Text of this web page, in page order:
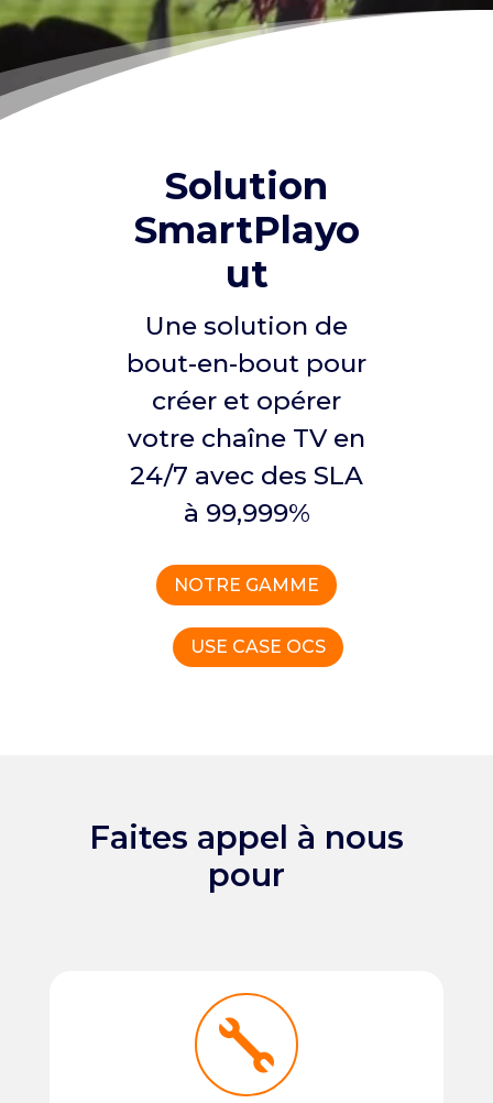
Solution
SmartPlayo
ut
Une solution de
bout-en-bout pour
créer et opérer
votre chaîne TV en
24/7 avec des SLA
à 99,999%
NOTRE GAMME
USE CASE OCS
Faites appel à nous
pour
